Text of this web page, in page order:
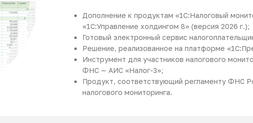
Дополнение к продуктам «1С:Налоговый
«1С:Управление холдингом 8» (версия 2026 г.);
Готовый электронный сервис
Решение, реализованное на платформе
Инструмент для участников налогового
ФНС — АИС «Налог-3»;
Продукт, соответствующий регламенту ФНС
налогового мониторинга.